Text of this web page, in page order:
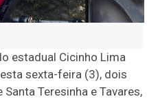
estadual Cicinho Lima
sexta-feira (3), dois
Teresinha e Tavares,